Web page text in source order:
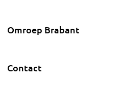
Omroep Brabant
Contact